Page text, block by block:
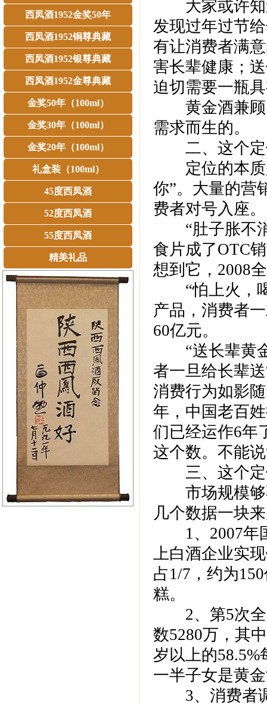
西凤酒1952金奖50年
西凤酒1952铜尊典藏
西凤酒1952银尊典藏
西凤酒1952金尊典藏
金奖50年（100ml）
金奖30年（100ml）
金奖20年（100ml）
礼盒装（100ml）
45度西凤酒
52度西凤酒
55度西凤酒
精美礼品
大家或许知
发现过年过节
有让消费者满
害长辈健康；
迫切需要一瓶
黄金酒兼顾
需求而生的。
二、这个定
定位的本质
你”。大量的营
费者对号入座。
“肚子胀不消
食片成了OTC
想到它，2008
“怕上火，喝
产品，消费者
60亿元。
“送长辈黄金
者一旦给长辈
消费行为如影
年，中国老百
们已经运作6年
这个数。不能
三、这个定
市场规模够
几个数据一块
1、2007年国
上白酒企业实
占1/7，约为
糕。
2、第5次全
数5280万，其
岁以上的
一半子女是黄
3、消费者调